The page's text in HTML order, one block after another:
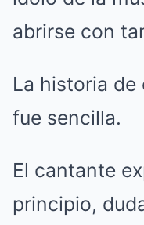
abrirse con
La historia de
fue sencilla.
El cantante
principio,